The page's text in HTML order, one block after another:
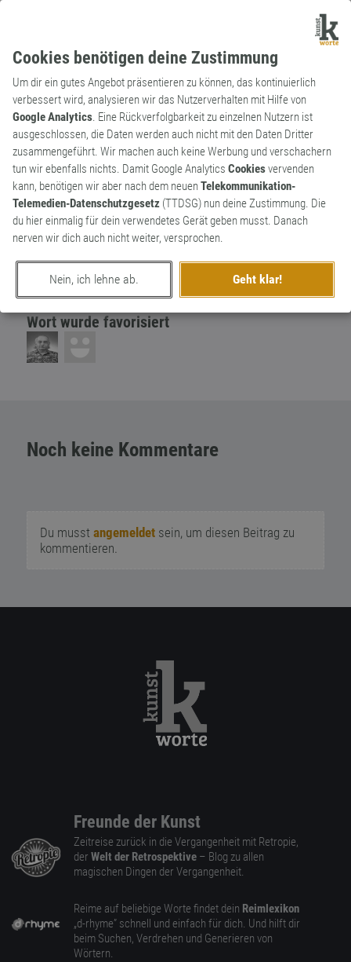
Cookies benötigen deine Zustimmung
Um dir ein gutes Angebot präsentieren zu können, das kontinuierlich
verbessert wird, analysieren wir das Nutzerverhalten mit Hilfe von
Google Analytics. Eine Rückverfolgbarkeit zu einzelnen Nutzern ist
ausgeschlossen, die Daten werden auch nicht mit den Daten Dritter
zusammengeführt. Wir machen auch keine Werbung und verschachern
tun wir ebenfalls nichts. Damit Google Analytics Cookiesvervenden
kann, benötigen wir aber nach dem neuenTelekommunikation-
Telemedien-Datenschutzgesetz (TTDSG) nun deine Zustimmung. Die
du hier einmalig für dein verwendetes Gerät geben musst. Danach
nerven wir dich auch nicht weiter, versprochen.
Nein, ich lehne ab. Geht klar!
Kunstwort
Substantiv
Coffin-to-go
Für das kleine Sterben zwischendurch
2
0
erschaffen vonMartin Söchting
Wort wurde favorisiert
Noch keine Kommentare
Du musst angemeldetsein, um diesen Beitrag zu
kommentieren.
Freunde der Kunst
Zeitreise zurück in die Vergangenheit mit Retropie,
der Welt der Retrospektive – Blog zu allen
magischen Dingen der Vergangenheit.
Reime auf beliebige Worte findet dein Reimlexikon
„d-rhyme” schnell und einfach für dich. Und hilft dir
beim Suchen, Verdrehen und Generieren von
Wörtern.